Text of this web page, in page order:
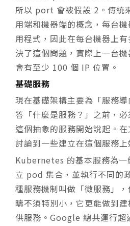
所以 port 會被假設 2。傳統
用端和機器端的概念，每台
用程式，因此在每台機器上
決了這個問題，實際上一台
會有至少 100 個 IP 位置。
基礎服務
現在基礎架構主要為「服務
答「什麼是服務？」之前，
這個抽象的服務開始說起。
討論到一些建立在這個服務上
Kubernetes 的基本服務為一
立 pod 集合，並執行不同的
種服務機制叫做「微服務」
疇不須特別小，它更能做到
供服務。Google 總共運行超